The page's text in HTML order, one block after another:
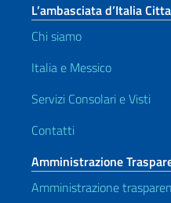
L’ambasciata d’Italia
Chi siamo
Italia e Messico
Servizi Consolari e Visti
Contatti
Amministrazione
Amministrazione